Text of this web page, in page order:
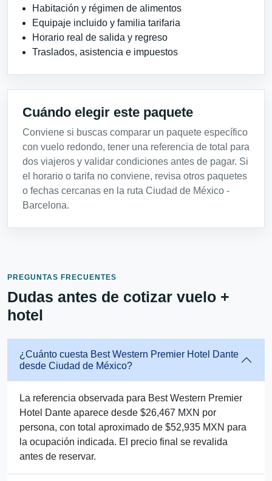
Habitación y régimen de alimentos
Equipaje incluido y familia tarifaria
Horario real de salida y regreso
Traslados, asistencia e impuestos
Cuándo elegir este paquete
Conviene si buscas comparar un paquete específico
con vuelo redondo, tener una referencia de total para
dos viajeros y validar condiciones antes de pagar. Si
el horario o tarifa no conviene, revisa otros paquetes
o fechas cercanas en la ruta Ciudad de México -
Barcelona.
PREGUNTAS FRECUENTES
Dudas antes de cotizar vuelo +
hotel
¿Cuánto cuesta Best Western Premier Hotel Dante
desde Ciudad de México?
La referencia observada para Best Western Premier
Hotel Dante aparece desde $26,467 MXN por
persona, con total aproximado de $52,935 MXN para
la ocupación indicada. El precio final se revalida
antes de reservar.